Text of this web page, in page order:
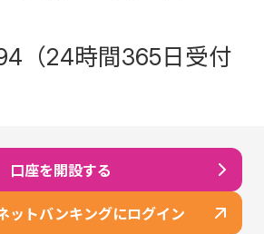
（24時間365日受付
口座を開設する
ットバンキングにログイン